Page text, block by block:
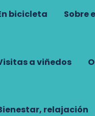
bicicleta Sobre
a viñedos
relajación
sobre las
LPO, visite su
al día de las
locales.